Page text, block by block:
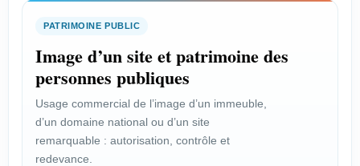
PATRIMOINE PUBLIC
Image d’un site et patrimoine des
personnes publiques
Usage commercial de l’image d’un immeuble,
d’un domaine national ou d’un site
remarquable : autorisation, contrôle et
redevance.